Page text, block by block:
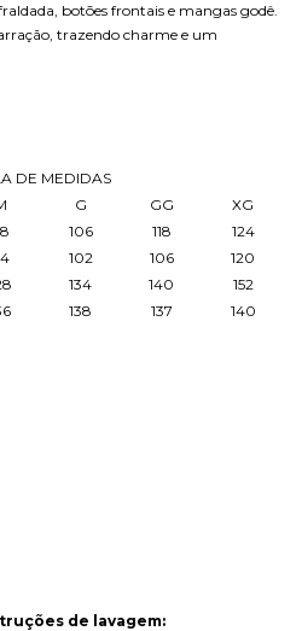
botões frontais e mangas godê.
trazendo charme e um
DE MEDIDAS
G GG
XG
106 118
124
102 106
120
134 140
152
138 137 140
de lavagem: